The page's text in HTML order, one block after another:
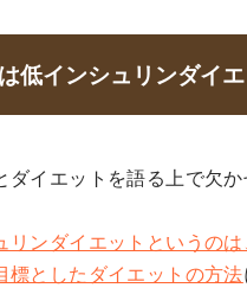
低インシュリンダイ
ダイエットを語る上で欠
リンダイエットというの
標としたダイエットの方法